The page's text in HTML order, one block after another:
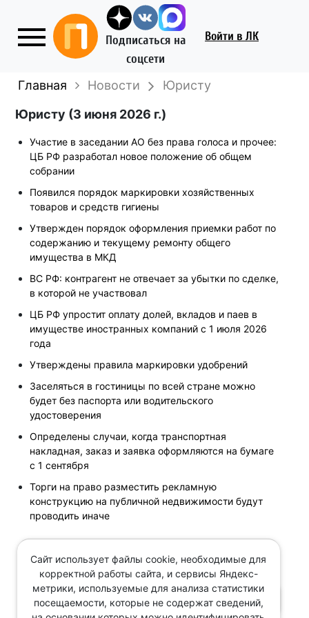
Подписаться на
соцсети
Войти в ЛК
Главная Новости
Юристу
Юристу (3 июня 2026 г.)
Участие в заседании АО без права голоса и прочее:
ЦБ РФ разработал новое положение об общем
собрании
Появился порядок маркировки хозяйственных
товаров и средств гигиены
Утвержден порядок оформления приемки работ по
содержанию и текущему ремонту общего
имущества в МКД
ВС РФ: контрагент не отвечает за убытки по сделке,
в которой не участвовал
ЦБ РФ упростит оплату долей, вкладов и паев в
имуществе иностранных компаний с 1 июля 2026
года
Утверждены правила маркировки удобрений
Заселяться в гостиницы по всей стране можно
будет без паспорта или водительского
удостоверения
Определены случаи, когда транспортная
накладная, заказ и заявка оформляются на бумаге
с 1 сентября
Торги на право разместить рекламную
конструкцию на публичной недвижимости будут
проводить иначе
Поиск по новостям
ПОИСК
Сайт использует файлы cookie, необходимые для
корректной работы сайта, и сервисы Яндекс-
метрики, используемые для анализа статистики
посещаемости, которые не содержат сведений,